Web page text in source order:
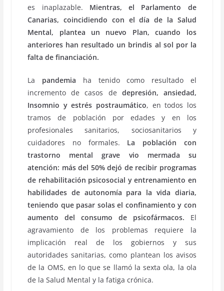
es inaplazable. Mientras, el Parlamento de
Canarias, coincidiendo con el día de la Salud
Mental, plantea un nuevo Plan, cuando los
anteriores han resultado un brindis al sol por la
falta de financiación.
La pandemia ha tenido como resultado el
incremento de casos de depresión, ansiedad,
Insomnio y estrés postraumático, en todos los
tramos de población por edades y en los
profesionales sanitarios, sociosanitarios y
cuidadores no formales. La población con
trastorno mental grave vio mermada su
atención: más del 50% dejó de recibir programas
de rehabilitación psicosocial y entrenamiento en
habilidades de autonomía para la vida diaria,
teniendo que pasar solas el confinamiento y con
aumento del consumo de psicofármacos. El
agravamiento de los problemas requiere la
implicación real de los gobiernos y sus
autoridades sanitarias, como plantean los avisos
de la OMS, en lo que se llamó la sexta ola, la ola
de la Salud Mental y la fatiga crónica.